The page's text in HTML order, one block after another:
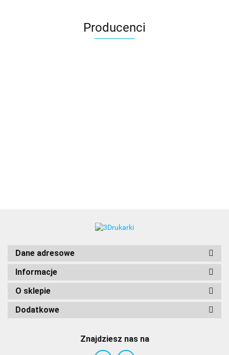
Producenci
Dane adresowe
Informacje
O sklepie
Dodatkowe
Znajdziesz nas na